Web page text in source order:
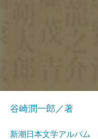
谷崎潤一郎／著
新潮日本文学アルバ